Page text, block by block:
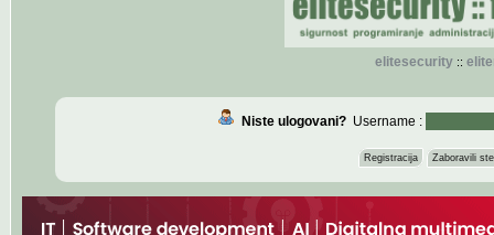
elitesecurity::
Niste ulogovani?Username :
Registracija Zaboravili